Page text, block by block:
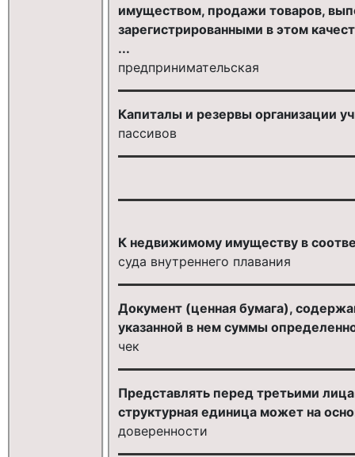
имуществом, продажи товаров,
зарегистрированными в этом
...
предпринимательская
Капиталы и резервы организации
пассивов
К недвижимому имуществу в
суда внутреннего плавания
Документ (ценная бумага),
указанной в нем суммы
чек
Представлять перед третьими
структурная единица может на
доверенности